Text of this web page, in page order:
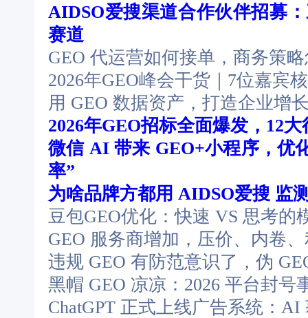
AIDSO爱搜渠道合作伙伴招募
赛道
GEO 代运营如何接单，商务策
2026年GEO峰会干货｜7位嘉宾
用 GEO 数据资产，打造企业增
2026年GEO招标全面爆发，12
微信 AI 带来 GEO+小程序，优
率”
为啥品牌方都用 AIDSO爱搜 监
豆包GEO优化：快速 VS 思考的
GEO 服务商增加，压价、内卷
违规 GEO 有防范意识了，伪
黑帽 GEO 凉凉：2026 平台封号
ChatGPT 正式上线广告系统：